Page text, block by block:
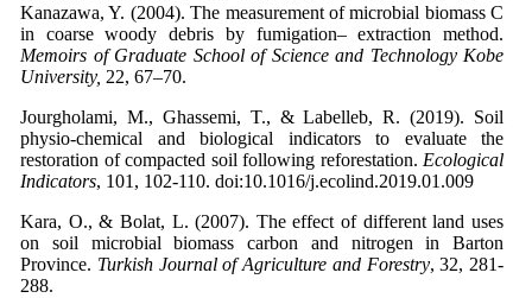
Kanazawa, Y. (2004). The measurement of microbial biomass C
in coarse woody debris by fumigation– extraction method.
Memoirs of Graduate School of Science and Technology Kobe
University, 22, 67–70.
Jourgholami, M., Ghassemi, T., & Labelleb, R. (2019). Soil
physio-chemical and biological indicators to evaluate the
restoration of compacted soil following reforestation. Ecological
Indicators, 101, 102-110. doi:10.1016/j.ecolind.2019.01.009
Kara, O., & Bolat, L. (2007). The effect of different land uses
on soil microbial biomass carbon and nitrogen in Barton
Province. Turkish Journal of Agriculture and Forestry, 32, 281-
288.